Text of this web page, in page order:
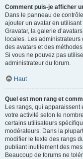
Comment puis-je afficher
Dans le panneau de
ajouter un avatar en
Gravatar, la galerie
locales. Les
des avatars et des
Si vous ne pouvez pas
administrateur du forum.
Haut
Quel est mon rang et
Les rangs, qui apparaissent
votre activité selon le
certains utilisateurs
modérateurs. Dans la
modifier le texte des rangs
publiant inutilement des
Beaucoup de forums ne